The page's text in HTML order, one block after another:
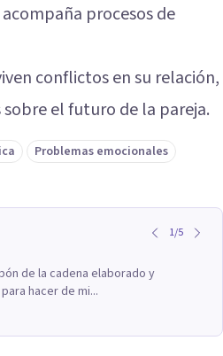
procesos de
conflictos en su relación,
el futuro de la pareja.
Problemas emocionales
1/5
de la cadena elaborado y
hacer de mi...